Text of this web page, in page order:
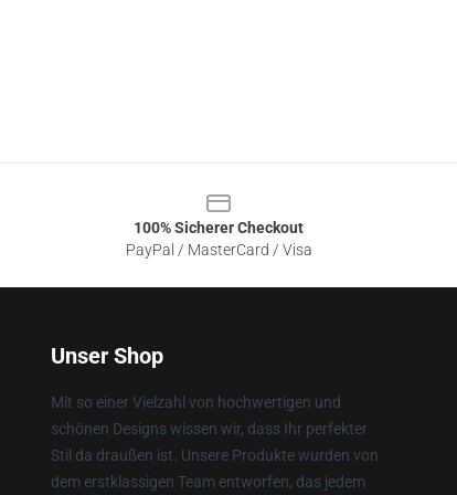
100% Sicherer Checkout
PayPal / MasterCard / Visa
Unser Shop
Mit so einer Vielzahl von hochwertigen und
schönen Designs wissen wir, dass Ihr perfekter
Stil da draußen ist. Unsere Produkte wurden von
dem erstklassigen Team entworfen, das jedem